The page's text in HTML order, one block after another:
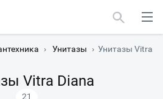
› Унитазы › Унитазы Vitra
Vitra Diana
21